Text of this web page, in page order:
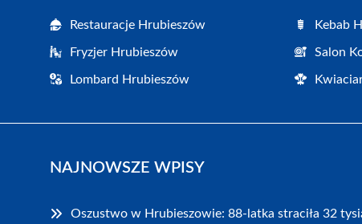
Restauracje Hrubieszów Kebab
Fryzjer Hrubieszów Salon
Lombard Hrubieszów
NAJNOWSZE WPISY
Oszustwo w Hrubieszowie: 88-latka straciła 32